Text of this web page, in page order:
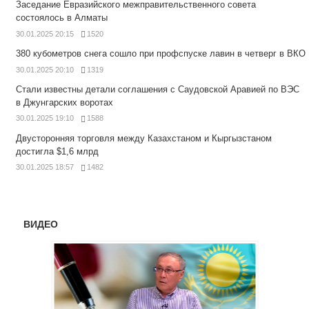
Заседание Евразийского межправительственного совета
состоялось в Алматы
30.01.2025 20:15 1520
380 кубометров снега сошло при профспуске лавин в четверг в ВКО
30.01.2025 20:10 1319
Стали известны детали соглашения с Саудовской Аравией по ВЭС
в Джунгарских воротах
30.01.2025 19:10 1588
Двусторонняя торговля между Казахстаном и Кыргызстаном
достигла $1,6 млрд
30.01.2025 18:57 1482
ВИДЕО